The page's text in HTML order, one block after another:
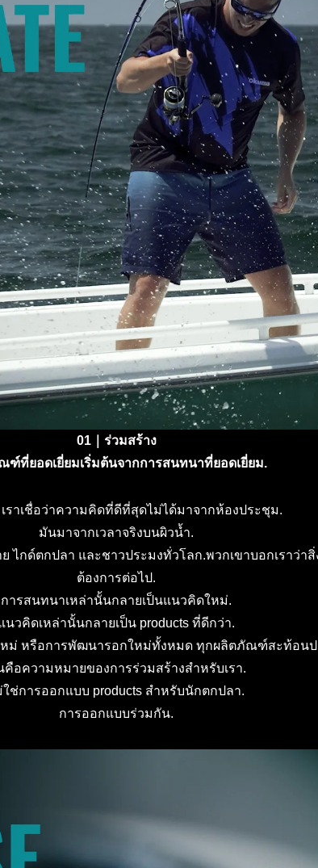
01｜ร่วมสร้าง
ฑ์ที่ยอดเยี่ยมเริ่มต้นจากการสนทนาที่ยอดเยี่ยม.
ราเชื่อว่าความคิดที่ดีที่สุดไม่ได้มาจากห้องประชุม.
มันมาจากเวลาจริงบนผิวน้ำ.
กด์ตกปลา และชาวประมงทั่วโลก.พวกเขาบอกเราว่า
ต้องการต่อไป.
การสนทนาเหล่านั้นกลายเป็นแนวคิดใหม่.
นวคิดเหล่านั้นกลายเป็น products ที่ดีกว่า.
หม่ หรือการพัฒนารอกใหม่ทั้งหมด ทุกผลิตภัณฑ์สะท้อน
คือความหมายของการร่วมสร้างสำหรับเรา.
ใช่การออกแบบ products สำหรับนักตกปลา.
การออกแบบร่วมกัน.